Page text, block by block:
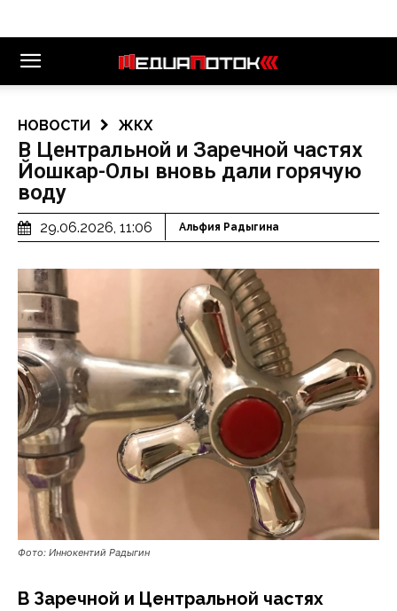
НОВОСТИ ЖКХ
В Центральной и Заречной частях
Йошкар-Олы вновь дали горячую
воду
29.06.2026, 11:06 Альфия Радыгина
Фото: Иннокентий Радыгин
В Заречной и Центральной частях